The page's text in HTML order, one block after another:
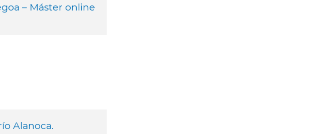
– Máster online
Alanoca.